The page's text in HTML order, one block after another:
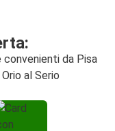
convenienti da Pisa
al Serio